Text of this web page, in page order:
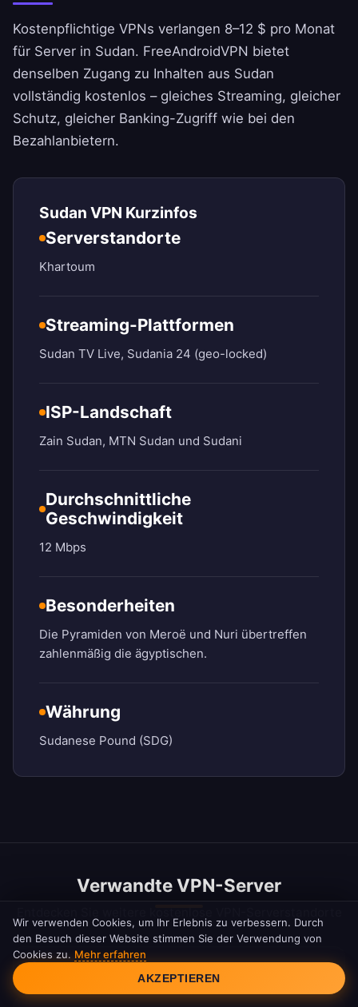
Kostenpflichtige VPNs verlangen 8–12 $ pro Monat
für Server in Sudan. FreeAndroidVPN bietet
denselben Zugang zu Inhalten aus Sudan
vollständig kostenlos – gleiches Streaming, gleicher
Schutz, gleicher Banking-Zugriff wie bei den
Bezahlanbietern.
Sudan VPN Kurzinfos
Serverstandorte
Khartoum
Streaming-Plattformen
Sudan TV Live, Sudania 24 (geo-locked)
ISP-Landschaft
Zain Sudan, MTN Sudan und Sudani
Durchschnittliche
Geschwindigkeit
12 Mbps
Besonderheiten
Die Pyramiden von Meroë und Nuri übertreffen
zahlenmäßig die ägyptischen.
Währung
Sudanese Pound (SDG)
Verwandte VPN-Server
Kostenloses Kanada VPN
Cookie-Einwilligung
Wir verwenden Cookies, um Ihr Erlebnis zu verbessern. Durch
den Besuch dieser Website stimmen Sie der Verwendung von
Cookies zu. Mehr erfahren
AKZEPTIEREN